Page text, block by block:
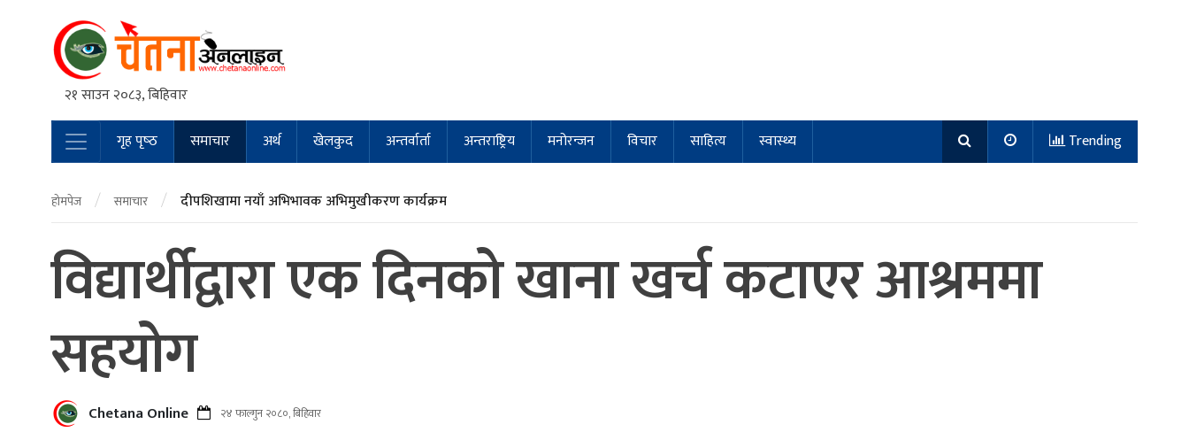
२१ साउन २०८३, बिहिवार
Main Navigation
गृह पृष्‍ठ समाचार अर्थ खेलकुद अन्तर्वार्ता अन्तराष्ट्रिय मनोरन्जन विचार साहित्य स्वास्थ्य Trending
होमपेज / समाचार / दीपशिखामा नयाँ अभिभावक अभिमुखीकरण कार्यक्रम
विद्यार्थीद्वारा एक दिनको खाना खर्च कटाएर आश्रममा
सहयोग
Chetana Online २४ फाल्गुन २०८०, बिहिवार